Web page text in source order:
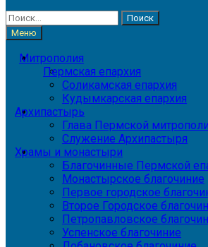
Найти:
Меню
Митрополия
Пермская епархия
Соликамская епархия
Кудымкарская епархия
Архипастырь
Глава Пермской
Служение Архипастыря
Храмы и монастыри
Благочинные Пермской
Монастырское благочиние
Первое городское
Второе Городское
Петропавловское
Успенское благочиние